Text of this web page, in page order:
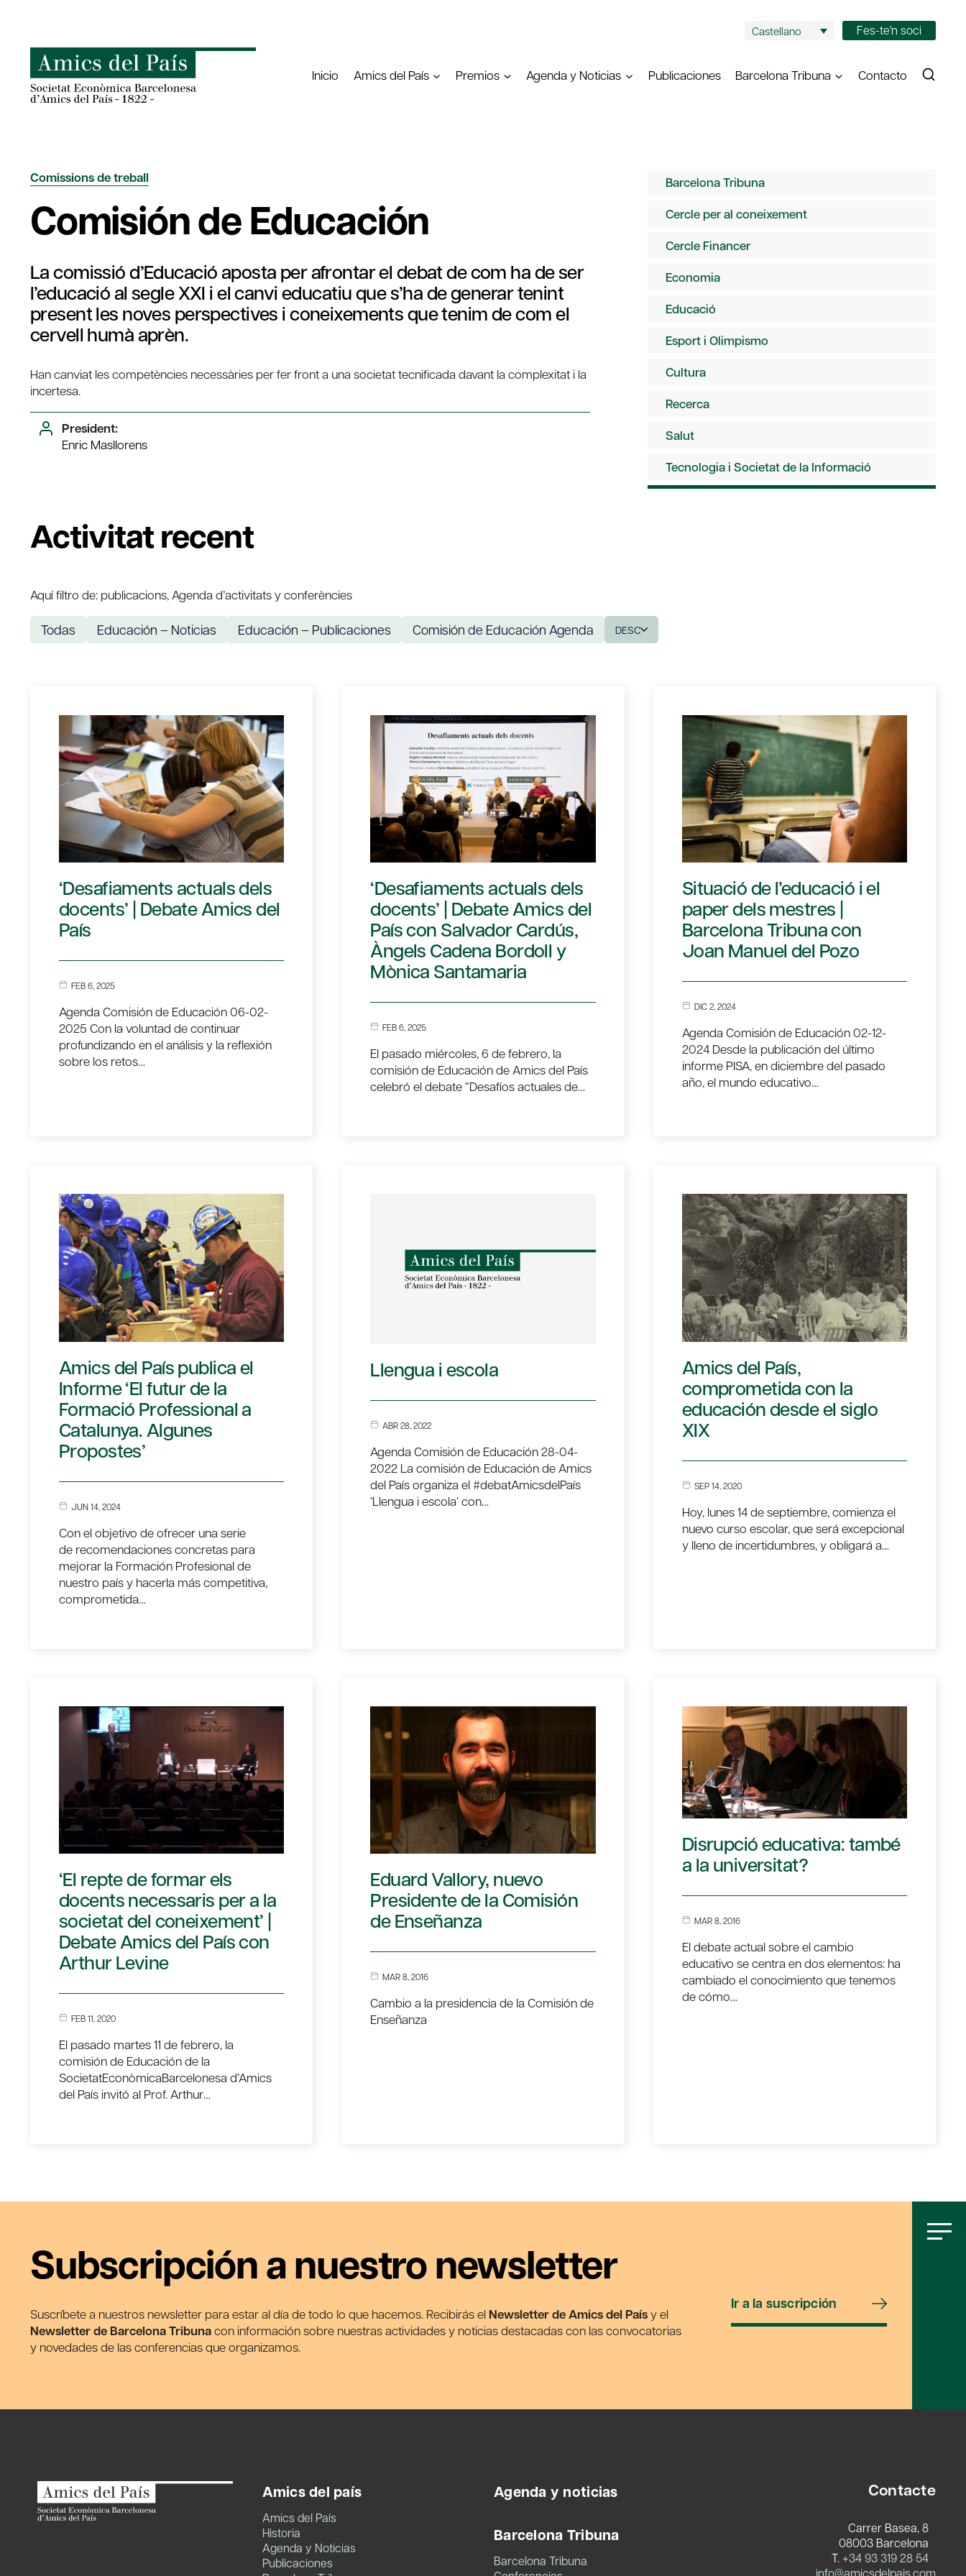
contenido
Castellano Fes-te'n soci
Inicio Amics del País Premios Agenda y Noticias Publicaciones Barcelona Tribuna Contacto
Comissions de treball
Comisión de Educación
La comissió d’Educació aposta per afrontar el debat de com ha de ser
l’educació al segle XXI i el canvi educatiu que s’ha de generar tenint
present les noves perspectives i coneixements que tenim de com el
cervell humà aprèn.
Han canviat les competències necessàries per fer front a una societat tecnificada davant la complexitat i la
incertesa.
President:
Enric Masllorens
Barcelona Tribuna
Cercle per al coneixement
Cercle Financer
Economia
Educació
Esport i Olimpismo
Cultura
Recerca
Salut
Tecnologia i Societat de la Informació
Activitat recent
Aquí filtro de: publicacions, Agenda d’activitats y conferències
Todas Educación – Noticias Educación – Publicaciones Comisión de Educación Agenda DESC
‘Desafiaments actuals dels
docents’ | Debate Amics del
País
FEB 6, 2025
Agenda Comisión de Educación 06-02-
2025 Con la voluntad de continuar
profundizando en el análisis y la reflexión
sobre los retos…
‘Desafiaments actuals dels
docents’ | Debate Amics del
País con Salvador Cardús,
Àngels Cadena Bordoll y
Mònica Santamaria
FEB 6, 2025
El pasado miércoles, 6 de febrero, la
comisión de Educación de Amics del País
celebró el debate “Desafíos actuales de…
Situació de l’educació i el
paper dels mestres |
Barcelona Tribuna con
Joan Manuel del Pozo
DIC 2, 2024
Agenda Comisión de Educación 02-12-
2024 Desde la publicación del último
informe PISA, en diciembre del pasado
año, el mundo educativo…
Amics del País publica el
Informe ‘El futur de la
Formació Professional a
Catalunya. Algunes
Propostes’
JUN 14, 2024
Con el objetivo de ofrecer una serie
de recomendaciones concretas para
mejorar la Formación Profesional de
nuestro país y hacerla más competitiva,
comprometida…
Llengua i escola
ABR 28, 2022
Agenda Comisión de Educación 28-04-
2022 La comisión de Educación de Amics
del País organiza el #debatAmicsdelPaís
‘Llengua i escola‘ con…
Amics del País,
comprometida con la
educación desde el siglo
XIX
SEP 14, 2020
Hoy, lunes 14 de septiembre, comienza el
nuevo curso escolar, que será excepcional
y lleno de incertidumbres, y obligará a…
‘El repte de formar els
docents necessaris per a la
societat del coneixement’ |
Debate Amics del País con
Arthur Levine
FEB 11, 2020
El pasado martes 11 de febrero, la
comisión de Educación de la
SocietatEconòmicaBarcelonesa d’Amics
del País invitó al Prof. Arthur…
Eduard Vallory, nuevo
Presidente de la Comisión
de Enseñanza
MAR 8, 2016
Cambio a la presidencia de la Comisión de
Enseñanza
Disrupció educativa: també
a la universitat?
MAR 8, 2016
El debate actual sobre el cambio
educativo se centra en dos elementos: ha
cambiado el conocimiento que tenemos
de cómo…
Subscripción a nuestro newsletter
Suscríbete a nuestros newsletter para estar al día de todo lo que hacemos. Recibirás el Newsletter de Amics del Paísy el
Newsletter de Barcelona Tribunacon información sobre nuestras actividades y noticias destacadas con las convocatorias
y novedades de las conferencias que organizamos.
Ir a la suscripción
Amics del país
Amics del País
Historia
Agenda y Noticias
Publicaciones
Agenda y noticias
Barcelona Tribuna
Barcelona Tribuna
Contacte
Carrer Basea, 8
08003 Barcelona
T. +34 93 319 28 54
info@amicsdelpais.com